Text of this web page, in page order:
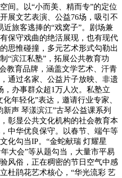
间。以“小而美、精而专”的定位
展文艺表演、公益76场，吸引不
旅客逃捧的“戏窝子”。剧场兼
保守戏曲的绝活展现，也有现代
思惟碰撞，多元艺术形式勾勒出
“滨江私塾”，拓展公共教育功
教育品牌，涵盖文学艺术、汗青
通过名家、公益片子放映、非遗
，办事群众超1万人次。私塾立
年轻化”表达，邀请行业专家、
声 琴漾滨江”古琴公益课系列
彰显公共文化机构的社会教育本
中华优良保守。以春节、端午等
化勾当IP。“金蛇献瑞 灯耀星
大会”等从题勾当，大量市平易
风俗，正在稠密的节日空气中感
杜鹃花艺术核心，“华光流彩 艺